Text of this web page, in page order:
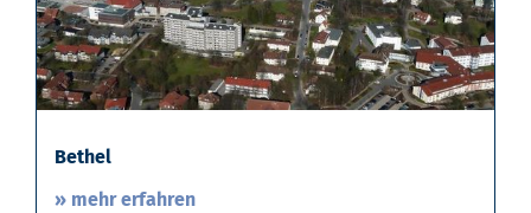
Bethel
» mehr erfahren